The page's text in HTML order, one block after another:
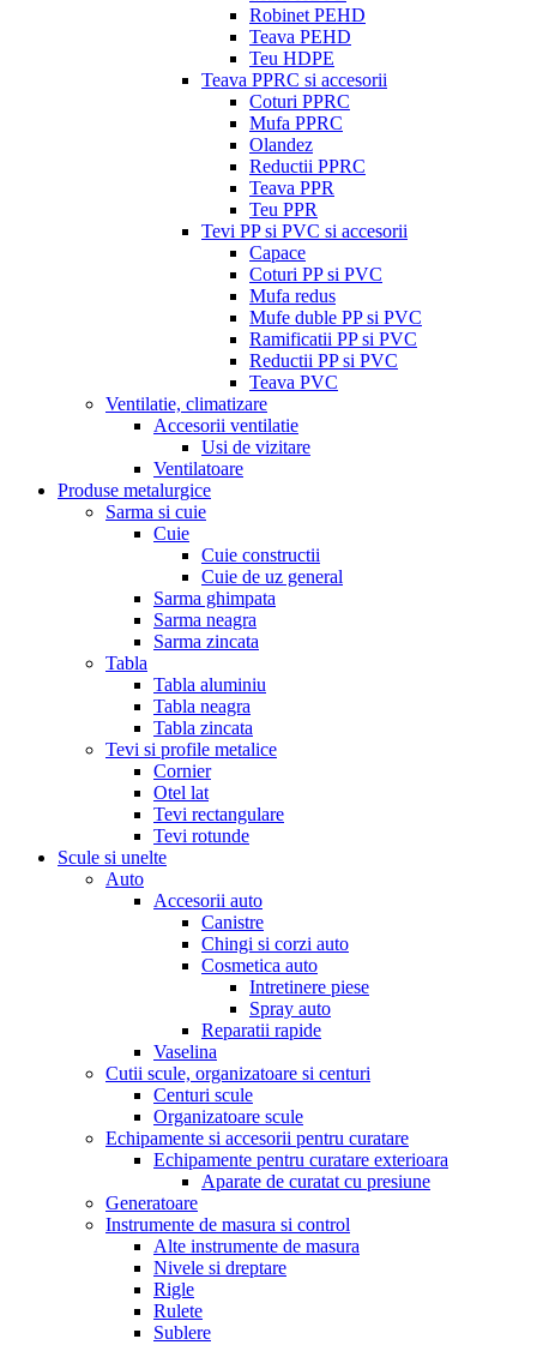
Robinet PEHD
Teava PEHD
Teu HDPE
Teava PPRC si accesorii
Coturi PPRC
Mufa PPRC
Olandez
Reductii PPRC
Teava PPR
Teu PPR
Tevi PP si PVC si accesorii
Capace
Coturi PP si PVC
Mufa redus
Mufe duble PP si PVC
Ramificatii PP si PVC
Reductii PP si PVC
Teava PVC
Ventilatie, climatizare
Accesorii ventilatie
Usi de vizitare
Ventilatoare
Produse metalurgice
Sarma si cuie
Cuie
Cuie constructii
Cuie de uz general
Sarma ghimpata
Sarma neagra
Sarma zincata
Tabla
Tabla aluminiu
Tabla neagra
Tabla zincata
Tevi si profile metalice
Cornier
Otel lat
Tevi rectangulare
Tevi rotunde
Scule si unelte
Auto
Accesorii auto
Canistre
Chingi si corzi auto
Cosmetica auto
Intretinere piese
Spray auto
Reparatii rapide
Vaselina
Cutii scule, organizatoare si centuri
Centuri scule
Organizatoare scule
Echipamente si accesorii pentru curatare
Echipamente pentru curatare exterioara
Aparate de curatat cu presiune
Generatoare
Instrumente de masura si control
Alte instrumente de masura
Nivele si dreptare
Rigle
Rulete
Sublere